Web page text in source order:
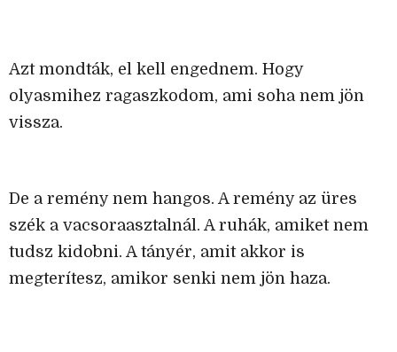
Azt mondták, el kell engednem. Hogy
olyasmihez ragaszkodom, ami soha nem jön
vissza.
De a remény nem hangos. A remény az üres
szék a vacsoraasztalnál. A ruhák, amiket nem
tudsz kidobni. A tányér, amit akkor is
megterítesz, amikor senki nem jön haza.